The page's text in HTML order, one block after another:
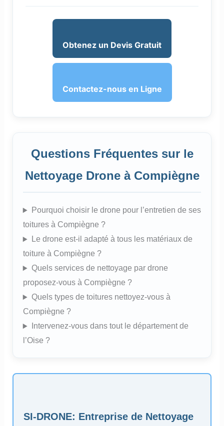
Obtenez un Devis Gratuit
Contactez-nous en Ligne
Questions Fréquentes sur le
Nettoyage Drone à Compiègne
Pourquoi choisir le drone pour l’entretien de ses
toitures à Compiègne ?
Le drone est-il adapté à tous les matériaux de
toiture à Compiègne ?
Quels services de nettoyage par drone
proposez-vous à Compiègne ?
Quels types de toitures nettoyez-vous à
Compiègne ?
Intervenez-vous dans tout le département de
l’Oise ?
SI-DRONE: Entreprise de Nettoyage